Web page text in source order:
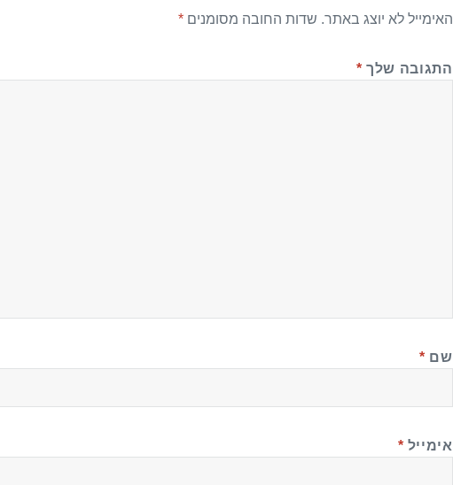
האימייל לא יוצג באתר. שדות החובה מסומנים*
התגובה שלך *
שם *
אימייל *